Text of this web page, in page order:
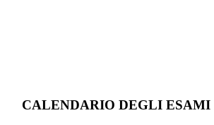
CALENDARIO DEGLI ESAMI